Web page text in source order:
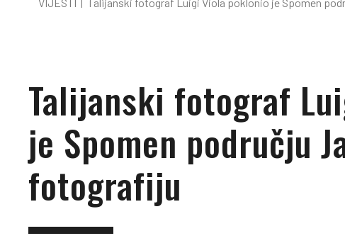
Talijanski fotograf
je Spomen području
fotografiju